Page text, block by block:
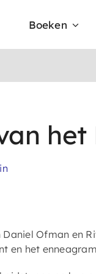
Boeken
het
Daniel Ofman en
en het